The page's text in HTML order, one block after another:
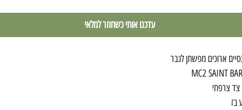
עדכנו אותי כשחוזר למלאי
ארוכים מפשתן לגבר
MC2 SAINT
צד צרפתי
בז